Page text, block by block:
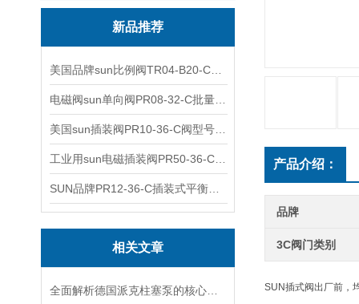
新品推荐
相关文章
产品介绍：
品牌
3C阀门类别
SUN插式阀出厂前，